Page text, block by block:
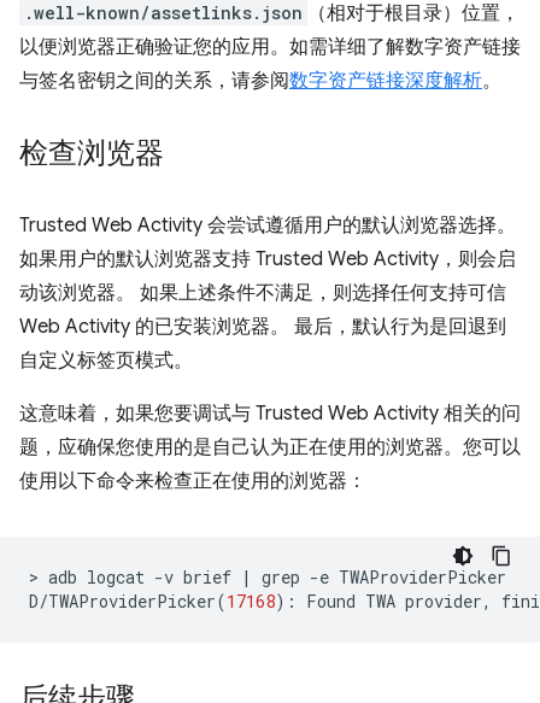
.well-known/assetlinks.json
（相对于根目录）位置，
以便浏览器正确验证您的应用。如需详细了解数字资产链接
与签名密钥之间的关系，请参阅数字资产链接深度解析。
检查浏览器
Trusted Web Activity 会尝试遵循用户的默认浏览器选择。
如果用户的默认浏览器支持 Trusted Web Activity，则会启
动该浏览器。 如果上述条件不满足，则选择任何支持可信
Web Activity 的已安装浏览器。 最后，默认行为是回退到
自定义标签页模式。
这意味着，如果您要调试与 Trusted Web Activity 相关的问
题，应确保您使用的是自己认为正在使用的浏览器。您可以
使用以下命令来检查正在使用的浏览器：
> adb logcat -v brief | grep -e TWAProviderPicker
D/TWAProviderPicker(17168) : Found TWA provider,